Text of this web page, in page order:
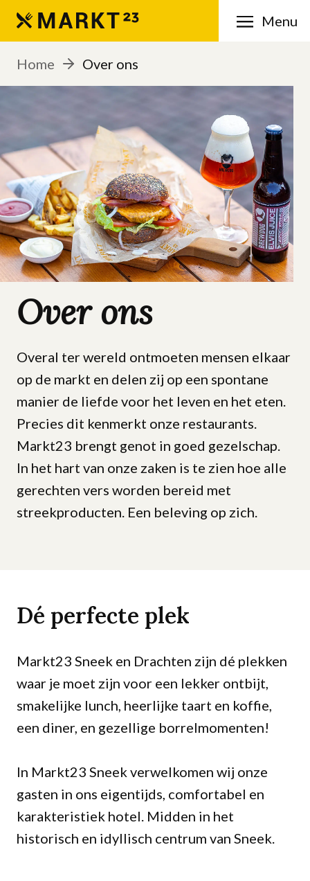
Menu
Home Over ons
Over ons
Overal ter wereld ontmoeten mensen elkaar
op de markt en delen zij op een spontane
manier de liefde voor het leven en het eten.
Precies dit kenmerkt onze restaurants.
Markt23 brengt genot in goed gezelschap.
In het hart van onze zaken is te zien hoe alle
gerechten vers worden bereid met
streekproducten. Een beleving op zich.
Dé perfecte plek
Markt23 Sneek en Drachten zijn dé plekken
waar je moet zijn voor een lekker ontbijt,
smakelijke lunch, heerlijke taart en koffie,
een diner, en gezellige borrelmomenten!
In Markt23 Sneek verwelkomen wij onze
gasten in ons eigentijds, comfortabel en
karakteristiek hotel. Midden in het
historisch en idyllisch centrum van Sneek.